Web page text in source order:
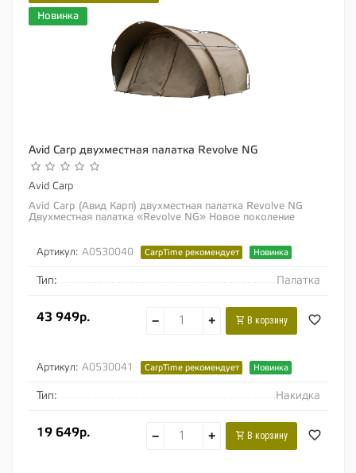
Новинка
Avid Carp двухместная палатка Revolve NG
Avid Carp
Avid Carp (Авид Карп) двухместная палатка Revolve NG
Двухместная палатка «Revolve NG» Новое поколение
Артикул: A0530040 CarpTime рекомендует Новинка
Тип: Палатка
43 949р. − + В корзину
Артикул: A0530041 CarpTime рекомендует Новинка
Тип: Накидка
19 649р. − + В корзину